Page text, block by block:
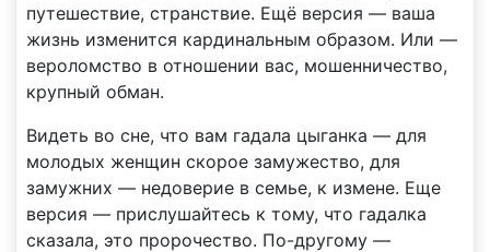
путешествие, странствие. Ещё версия — ваша
жизнь изменится кардинальным образом. Или —
вероломство в отношении вас, мошенничество,
крупный обман.
Видеть во сне, что вам гадала цыганка — для
молодых женщин скорое замужество, для
замужних — недоверие в семье, к измене. Еще
версия — прислушайтесь к тому, что гадалка
сказала, это пророчество. По-другому —